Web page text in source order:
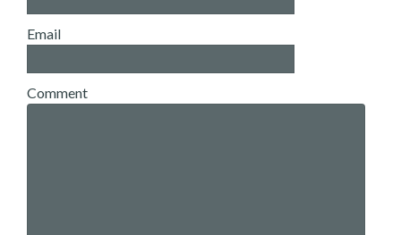
Email
Comment